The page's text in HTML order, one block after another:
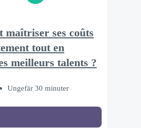
maîtriser ses coûts
tout en
meilleurs talents ?
Ungefär 30 minuter